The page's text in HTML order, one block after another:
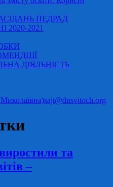
ПЕДРАД
2021
ДІЯЛЬНІСТЬ
sajt@dnsvitoch.org
та
–